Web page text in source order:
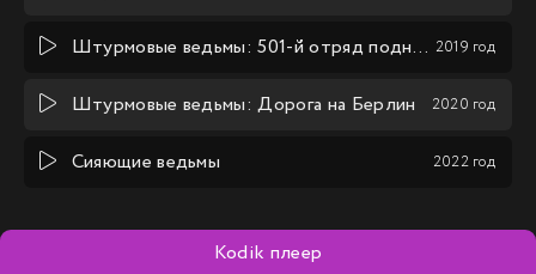
Штурмовые ведьмы: 501-й отряд поднимается в небо! 2019 год
Штурмовые ведьмы: Дорога на Берлин 2020 год
Сияющие ведьмы 2022 год
Kodik плеер